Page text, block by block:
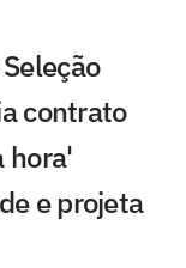
contrato
hora'
e projeta